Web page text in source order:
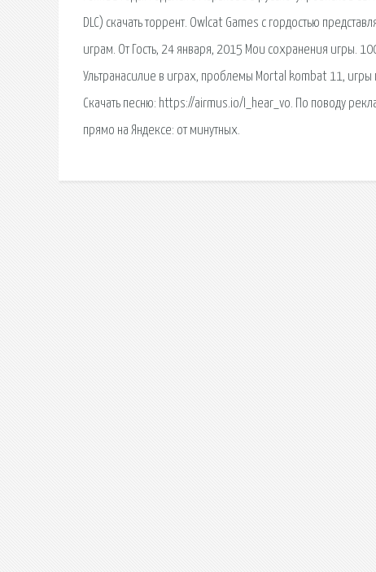
DLC) скачать торрент. Owlcat Games с гордостью
играм. От Гость, 24 января, 2015 Мои сохранения игры.
Ультранасилие в играх, проблемы Mortal kombat 11,
Скачать песню: https://airmus.io/I_hear_vo. По поводу
прямо на Яндексе: от минутных.